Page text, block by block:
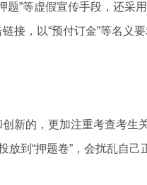
题”等虚假宣传手段，还
，以“预付订金”等名义要
的，更加注重考查考生
到“押题卷”，会扰乱自